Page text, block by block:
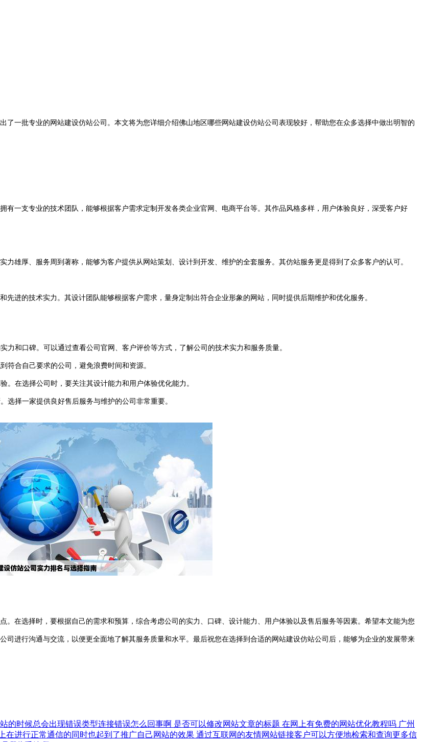
了一批专业的网站建设仿站公司。本文将为您详细介绍佛山地区哪些网站建设仿站公司表现较好，帮助您在众多选择中做出明智的
一支专业的技术团队，能够根据客户需求定制开发各类企业官网、电商平台等。其作品风格多样，用户体验良好，深受客户好
厚、服务周到著称，能够为客户提供从网站策划、设计到开发、维护的全套服务。其仿站服务更是得到了众多客户的认可。
的技术实力。其设计团队能够根据客户需求，量身定制出符合企业形象的网站，同时提供后期维护和优化服务。
和口碑。可以通过查看公司官网、客户评价等方式，了解公司的技术实力和服务质量。
合自己要求的公司，避免浪费时间和资源。
在选择公司时，要关注其设计能力和用户体验优化能力。
择一家提供良好售后服务与维护的公司非常重要。
在选择时，要根据自己的需求和预算，综合考虑公司的实力、口碑、设计能力、用户体验以及售后服务等因素。希望本文能为您
进行沟通与交流，以便更全面地了解其服务质量和水平。最后祝您在选择到合适的网站建设仿站公司后，能够为企业的发展带来
的时候总会出现错误类型连接错误怎么回事啊 是否可以修改网站文章的标题 在网上有免费的网站优化教程吗 广州
在进行正常通信的同时也起到了推广自己网站的效果 通过互联网的友情网站链接客户可以方便地检索和查询更多信